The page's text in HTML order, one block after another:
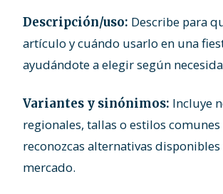
Descripción/uso: Describe para
artículo y cuándo usarlo en una
ayudándote a elegir según
Variantes y sinónimos: Incluye
regionales, tallas o estilos
reconozcas alternativas
mercado.